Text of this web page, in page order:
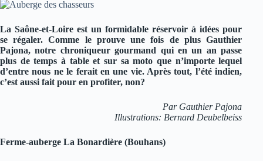
La Saône-et-Loire est un formidable réservoir à idées pour
se régaler. Comme le prouve une fois de plus Gauthier
Pajona, notre chroniqueur gourmand qui en un an passe
plus de temps à table et sur sa moto que n’importe lequel
d’entre nous ne le ferait en une vie. Après tout, l’été indien,
c’est aussi fait pour en profiter, non?
Par Gauthier Pajona
Illustrations: Bernard Deubelbeiss
Ferme-auberge La Bonardière (Bouhans)